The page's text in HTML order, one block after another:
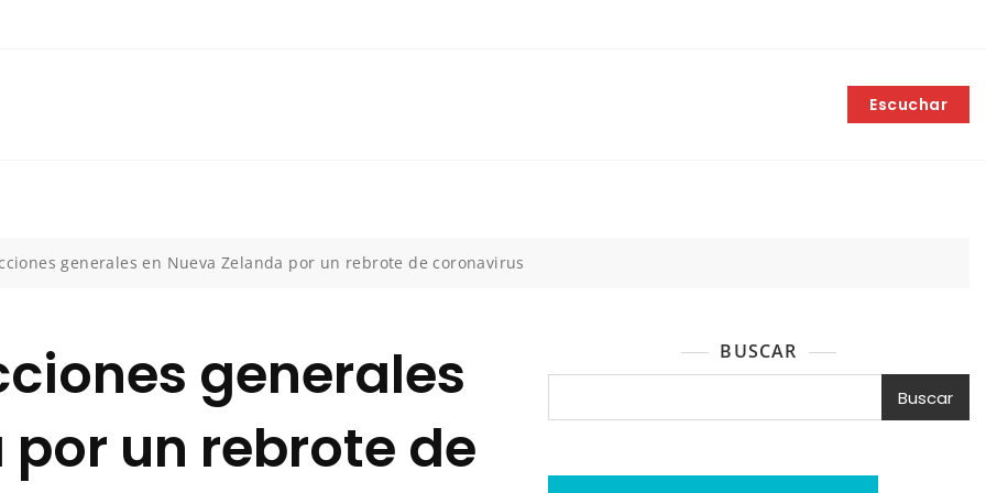
Escuchar
generales en Nueva Zelanda por un rebrote de coronavirus
generales
un rebrote de
BUSCAR
Buscar